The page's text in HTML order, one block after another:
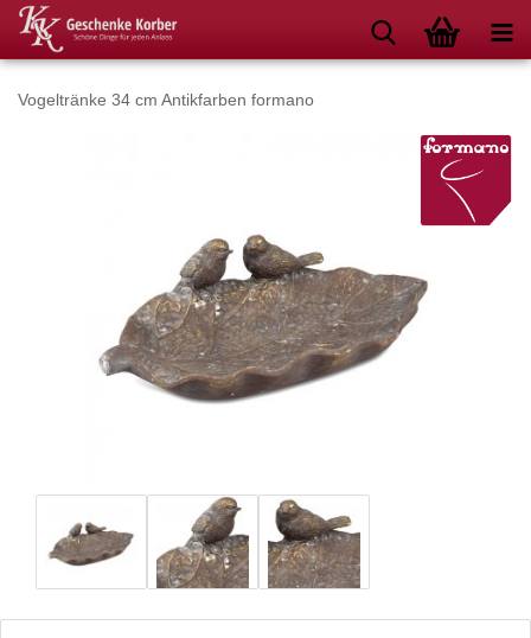
Vogeltränke 34 cm Antikfarben formano